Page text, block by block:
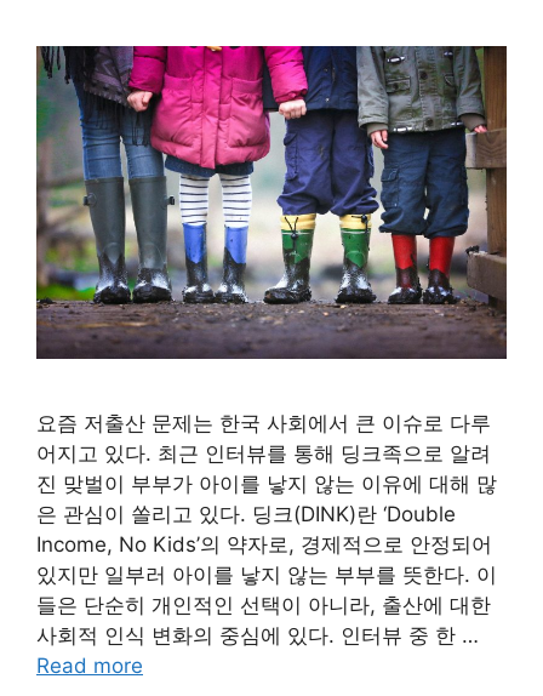
요즘 저출산 문제는 한국 사회에서 큰 이슈로 다루
어지고 있다. 최근 인터뷰를 통해 딩크족으로 알려
진 맞벌이 부부가 아이를 낳지 않는 이유에 대해 많
은 관심이 쏠리고 있다. 딩크(DINK)란 ‘Double
Income, No Kids’의 약자로, 경제적으로 안정되어
있지만 일부러 아이를 낳지 않는 부부를 뜻한다. 이
들은 단순히 개인적인 선택이 아니라, 출산에 대한
사회적 인식 변화의 중심에 있다. 인터뷰 중 한 …
Read more